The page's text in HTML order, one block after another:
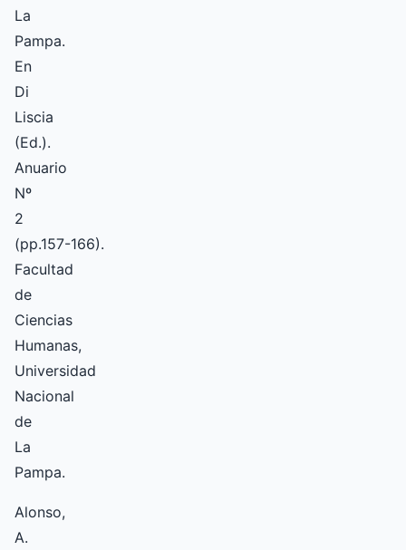
La
Pampa.
En
Di
Liscia
(Ed.).
Anuario
Nº
2
(pp.157­-166).
Facultad
de
Ciencias
Humanas,
Universidad
Nacional
de
La
Pampa.
Alonso,
A.